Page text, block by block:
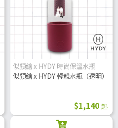
似顏繪 x HYDY 時尚保溫水瓶
似顏繪 x HYDY 輕靚水瓶（透明）
$1,140 起